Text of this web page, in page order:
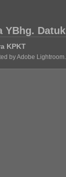
YBhg.
KPKT
by Adobe Lightroom.